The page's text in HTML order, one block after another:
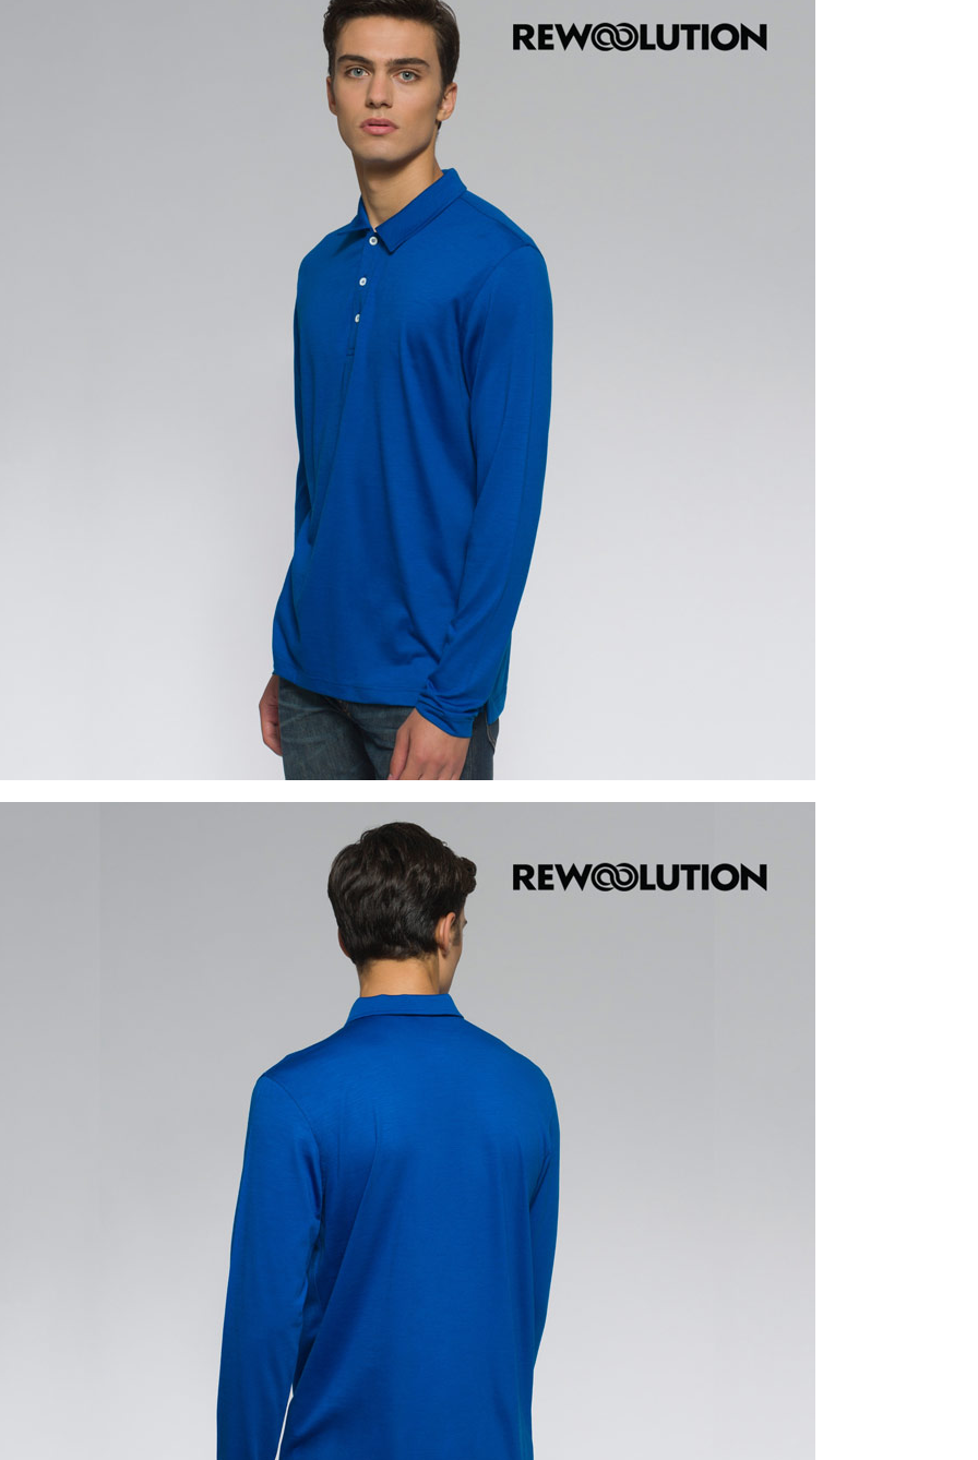
交易，需依本服務之必要範圍內提供個人資料，並將交易相關給付款項請
求債權轉讓予恩沛科技股份有限公司。
２．關於個人資料處理事宜，請瀏覽以下網址：
https://aftee.tw/terms/#terms3
３．未成年的使用者請事先徵得法定代理人或監護人之同意方可使用
「AFTEE先享後付」，若未經同意申辦者引起之損失，本公司不負相關責
任。
４．使用「AFTEE先享後付」時，將依據個別帳號之用戶狀況，依本公司
即時審查核予不同之上限額度；若仍有額度不足之情形，本公司將視審查
結果請求用戶進行身份認證。
５．嚴禁一人註冊多個帳號或使用他人資訊註冊。若發現惡意使用之情
形，恩沛科技股份有限公司將有權停止該用戶之使用額度並採取法律行
每筆NT$60，滿NT$799(含以上)免運費
付款後7-11取貨
每筆NT$60，滿NT$799(含以上)免運費
宅配
每筆NT$70，滿NT$799(含以上)免運費